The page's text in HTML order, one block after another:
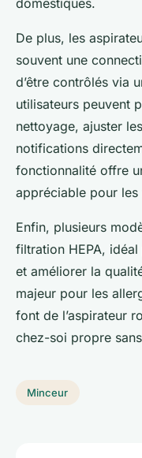
domestiques.
De plus, les
souvent une
d’être contrôlés via
utilisateurs peuvent
nettoyage, ajuster
notifications
fonctionnalité offre
appréciable pour
Enfin, plusieurs
filtration HEPA,
et améliorer la
majeur pour les
font de l’aspirateur
chez-soi propre
Minceur